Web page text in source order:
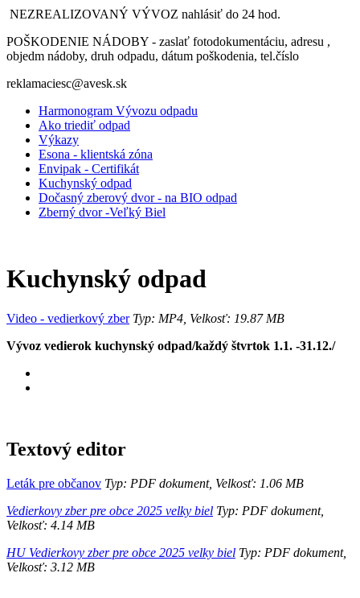
NEZREALIZOVANÝ VÝVOZ nahlásiť do 24 hod.
POŠKODENIE NÁDOBY - zaslať fotodokumentáciu, adresu ,
objedm nádoby, druh odpadu, dátum poškodenia, tel.číslo
reklamaciesc@avesk.sk
Harmonogram Vývozu odpadu
Ako triediť odpad
Výkazy
Esona - klientská zóna
Envipak - Certifikát
Kuchynský odpad
Dočasný zberový dvor - na BIO odpad
Zberný dvor -Veľký Biel
Kuchynský odpad
Video - vedierkový zberTyp: MP4, Velkosť: 19.87 MB
Vývoz vedierok kuchynský odpad/každý štvrtok 1.1. -31.12./
Textový editor
Leták pre občanov Typ: PDF dokument, Velkosť: 1.06 MB
Vedierkovy zber pre obce 2025 velky biel Typ: PDF dokument,
Velkosť: 4.14 MB
HU Vedierkovy zber pre obce 2025 velky biel Typ: PDF dokument,
Velkosť: 3.12 MB